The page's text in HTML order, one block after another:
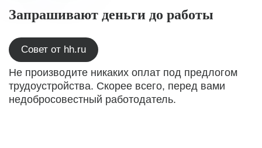
Запрашивают деньги до работы
Совет от hh.ru
Не производите никаких оплат под предлогом
трудоустройства. Скорее всего, перед вами
недобросовестный работодатель.